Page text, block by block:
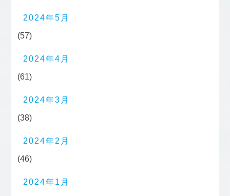
2024年5月
(57)
2024年4月
(61)
2024年3月
(38)
2024年2月
(46)
2024年1月